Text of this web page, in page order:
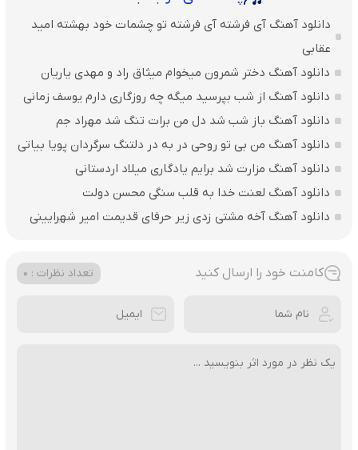
دانلود آهنگ آی فرشته آی فرشته تو چشمات خود بهشته امید
عقابی
دانلود آهنگ دختر شمرون میخوام میثاق راد و مهدی یاریان
دانلود آهنگ از شب بپرسید میگه چه روزگاری دارم یوسف زمانی
دانلود آهنگ باز شب شد دل من برات تنگ شد مهراد جم
دانلود آهنگ من بی تو روحی در به در دلتنگ سرگردان پویا بیاتی
دانلود آهنگ مزارت شد برایم یادگاری میلاد اردستانی
دانلود آهنگ لعنت خدا به قلب سنگی محسن دولت
دانلود آهنگ آخه مشتی زدی زیر حرفای قدیمت امیر شهرایینی
کامنت خود را ارسال کنید تعداد نظرات : 0